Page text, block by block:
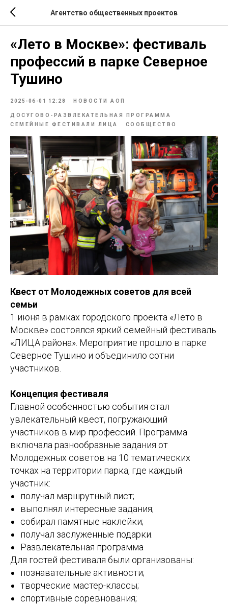
Агентство общественных проектов
«Лето в Москве»: фестиваль
профессий в парке Северное
Тушино
2025-06-01 12:28 НОВОСТИ АОП
ДОСУГОВО-РАЗВЛЕКАТЕЛЬНАЯ ПРОГРАММА
СЕМЕЙНЫЕ ФЕСТИВАЛИ ЛИЦА
СООБЩЕСТВО
Квест от Молодежных советов для всей
семьи
1 июня в рамках городского проекта «Лето в
Москве» состоялся яркий семейный фестиваль
«ЛИЦА района». Мероприятие прошло в парке
Северное Тушино и объединило сотни
участников.
Концепция фестиваля
Главной особенностью события стал
увлекательный квест, погружающий
участников в мир профессий. Программа
включала разнообразные задания от
Молодежных советов на 10 тематических
точках на территории парка, где каждый
участник:
получал маршрутный лист;
выполнял интересные задания;
собирал памятные наклейки;
получал заслуженные подарки.
Развлекательная программа
Для гостей фестиваля были организованы:
познавательные активности;
творческие мастер-классы;
спортивные соревнования;